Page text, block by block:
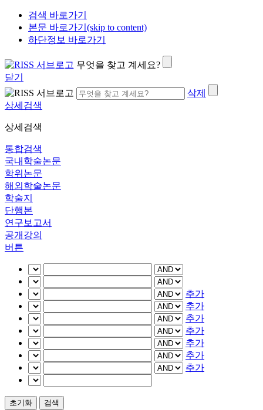
검색 바로가기
본문 바로가기(skip to content)
하단정보 바로가기
무엇을 찾고 계세요?
닫기
삭제
상세검색
상세검색
통합검색
국내학술논문
학위논문
해외학술논문
학술지
단행본
연구보고서
공개강의
버튼
추가
추가
추가
추가
추가
추가
추가